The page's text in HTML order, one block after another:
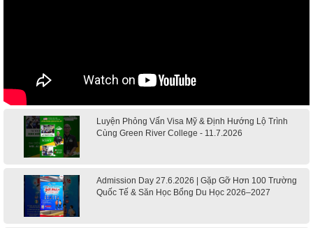
Luyện Phỏng Vấn Visa Mỹ & Định Hướng Lộ Trình
Cùng Green River College - 11.7.2026
Admission Day 27.6.2026 | Gặp Gỡ Hơn 100 Trường
Quốc Tế & Săn Học Bổng Du Học 2026–2027